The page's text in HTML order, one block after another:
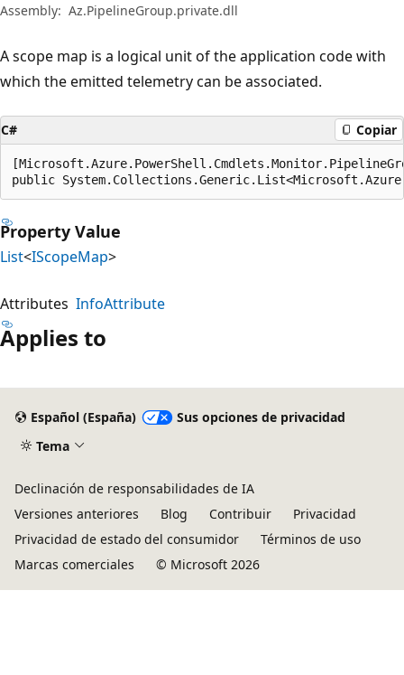
Assembly: Az.PipelineGroup.private.dll
A scope map is a logical unit of the application code with
which the emitted telemetry can be associated.
C# Copiar
public
Property Value
List<IScopeMap>
Attributes InfoAttribute
Applies to
Español (España)
Sus opciones de privacidad
Tema
Declinación de responsabilidades de IA
Versiones anteriores
Blog Contribuir
Privacidad
Privacidad de estado del consumidor
Términos de uso
Marcas comerciales
© Microsoft 2026